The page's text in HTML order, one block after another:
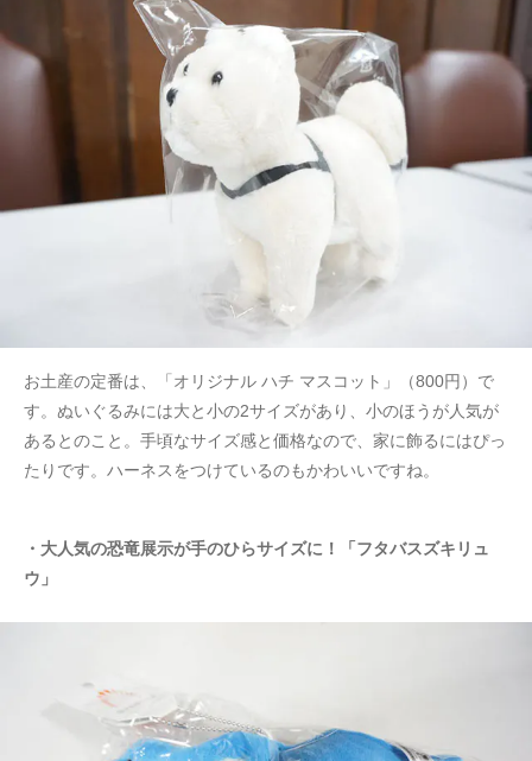
お土産の定番は、「オリジナル ハチ マスコット」（800円）で
す。ぬいぐるみには大と小の2サイズがあり、小のほうが人気が
あるとのこと。手頃なサイズ感と価格なので、家に飾るにはぴっ
たりです。ハーネスをつけているのもかわいいですね。
・大人気の恐竜展示が手のひらサイズに！「フタバスズキリュ
ウ」